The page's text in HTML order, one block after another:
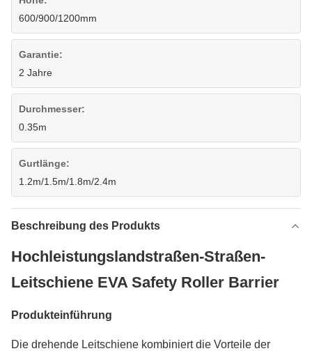
600/900/1200mm
Garantie:
2 Jahre
Durchmesser:
0.35m
Gurtlänge:
1.2m/1.5m/1.8m/2.4m
Beschreibung des Produkts
Hochleistungslandstraßen-Straßen-
Leitschiene EVA Safety Roller Barrier
Produkteinführung
Die drehende Leitschiene kombiniert die Vorteile der